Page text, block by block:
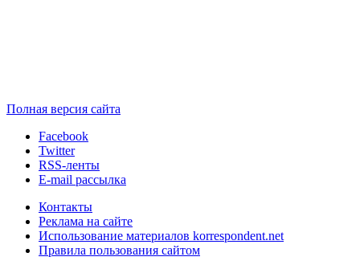
Полная версия сайта
Facebook
Twitter
RSS-ленты
E-mail рассылка
Контакты
Реклама на сайте
Использование материалов korrespondent.net
Правила пользования сайтом